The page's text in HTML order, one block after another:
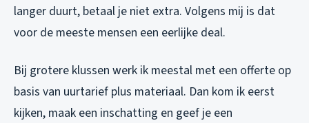
langer duurt, betaal je niet extra. Volgens mij is dat
voor de meeste mensen een eerlijke deal.
Bij grotere klussen werk ik meestal met een offerte op
basis van uurtarief plus materiaal. Dan kom ik eerst
kijken, maak een inschatting en geef je een